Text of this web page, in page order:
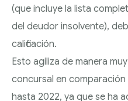
(que incluye la lista
del deudor insolvente),
calificación.
Esto agiliza de manera
concursal en
hasta 2022, ya que se ha